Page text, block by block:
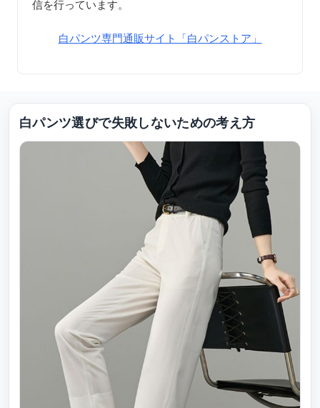
信を行っています。
白パンツ専門通販サイト「白パンストア」
白パンツ選びで失敗しないための考え方